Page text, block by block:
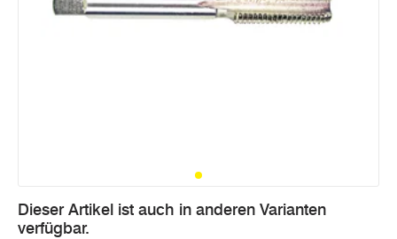
Dieser Artikel ist auch in anderen Varianten
verfügbar.